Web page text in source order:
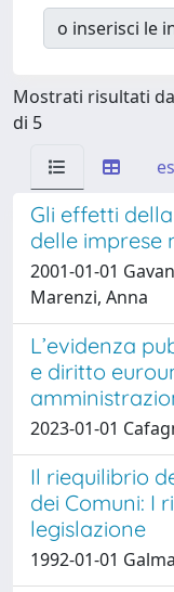
o inserisci le
Mostrati risultati
di 5
Gli effetti
delle imprese
2001-01-01
Marenzi, Anna
L’evidenza
e diritto
2023-01-01
Il riequilibrio
dei Comuni: I
legislazione
1992-01-01